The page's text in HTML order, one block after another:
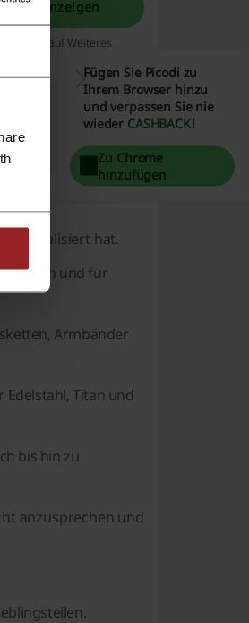
anzeigen
ab: Bis auf Weiteres
spezialisiert hat.
Stilen und für
Armbänder
Titan und
bis hin zu
anzusprechen und
Fügen Sie Picodi zu
Ihrem Browser hinzu
und verpassen Sie nie
wieder CASHBACK!
Zu Chrome
hinzufügen